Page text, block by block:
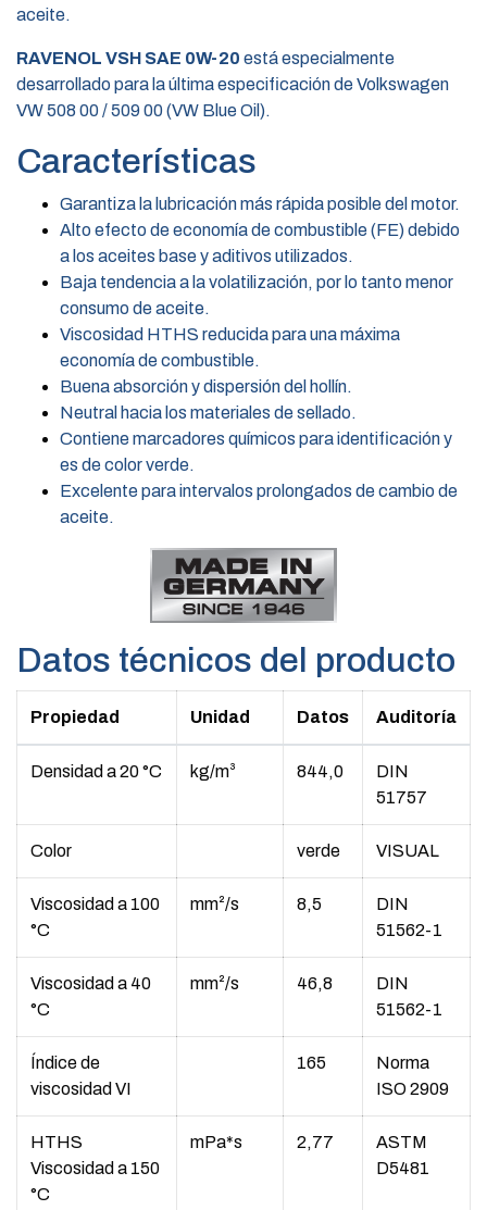
aceite.
RAVENOL VSH SAE 0W-20 está especialmente
desarrollado para la última especificación de Volkswagen
VW 508 00 / 509 00 (VW Blue Oil).
Características
Garantiza la lubricación más rápida posible del motor.
Alto efecto de economía de combustible (FE) debido
a los aceites base y aditivos utilizados.
Baja tendencia a la volatilización, por lo tanto menor
consumo de aceite.
Viscosidad HTHS reducida para una máxima
economía de combustible.
Buena absorción y dispersión del hollín.
Neutral hacia los materiales de sellado.
Contiene marcadores químicos para identificación y
es de color verde.
Excelente para intervalos prolongados de cambio de
aceite.
Datos técnicos del producto
Propiedad Unidad Datos Auditoría
Densidad a 20 °C kg/m³ 844,0
DIN
51757
Color verde VISUAL
Viscosidad a 100
°C
mm²/s 8,5
DIN
51562-1
Viscosidad a 40
°C
mm²/s 46,8
DIN
51562-1
Índice de
viscosidad VI
165
Norma
ISO 2909
HTHS
Viscosidad a 150
°C
mPa*s 2,77
ASTM
D5481